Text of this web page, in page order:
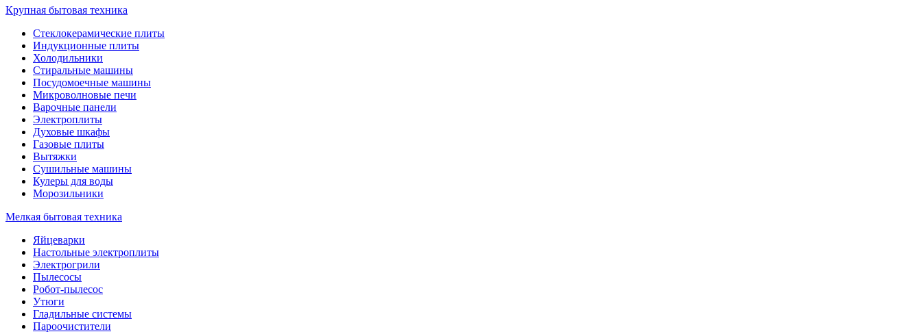
Крупная бытовая техника
Стеклокерамические плиты
Индукционные плиты
Холодильники
Стиральные машины
Посудомоечные машины
Микроволновые печи
Варочные панели
Электроплиты
Духовые шкафы
Газовые плиты
Вытяжки
Сушильные машины
Кулеры для воды
Морозильники
Мелкая бытовая техника
Яйцеварки
Настольные электроплиты
Электрогрили
Пылесосы
Робот-пылесос
Утюги
Гладильные системы
Пароочистители